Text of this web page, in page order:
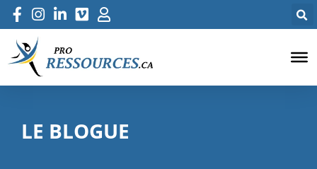
LE BLOGUE